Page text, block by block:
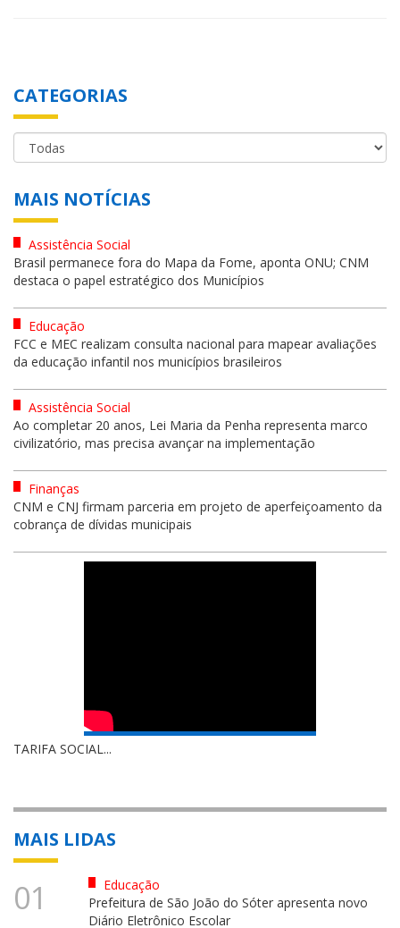
CATEGORIAS
MAIS NOTÍCIAS
Assistência Social
Brasil permanece fora do Mapa da Fome, aponta ONU; CNM
destaca o papel estratégico dos Municípios
Educação
FCC e MEC realizam consulta nacional para mapear avaliações
da educação infantil nos municípios brasileiros
Assistência Social
Ao completar 20 anos, Lei Maria da Penha representa marco
civilizatório, mas precisa avançar na implementação
Finanças
CNM e CNJ firmam parceria em projeto de aperfeiçoamento da
cobrança de dívidas municipais
TARIFA SOCIAL...
MAIS LIDAS
01
Educação
Prefeitura de São João do Sóter apresenta novo
Diário Eletrônico Escolar